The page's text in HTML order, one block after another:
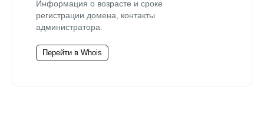
Информация о возрасте и сроке
регистрации домена, контакты
администратора.
Перейти в Whois